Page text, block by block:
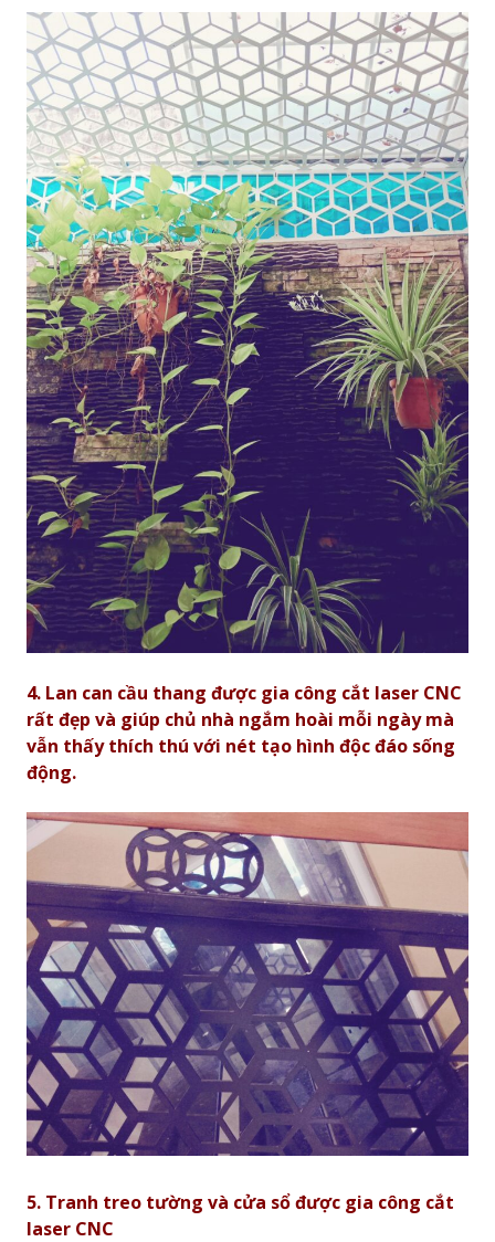
4. Lan can cầu thang được gia công cắt laser CNC
rất đẹp và giúp chủ nhà ngắm hoài mỗi ngày mà
vẫn thấy thích thú với nét tạo hình độc đáo sống
động.
5. Tranh treo tường và cửa sổ được gia công cắt
laser CNC